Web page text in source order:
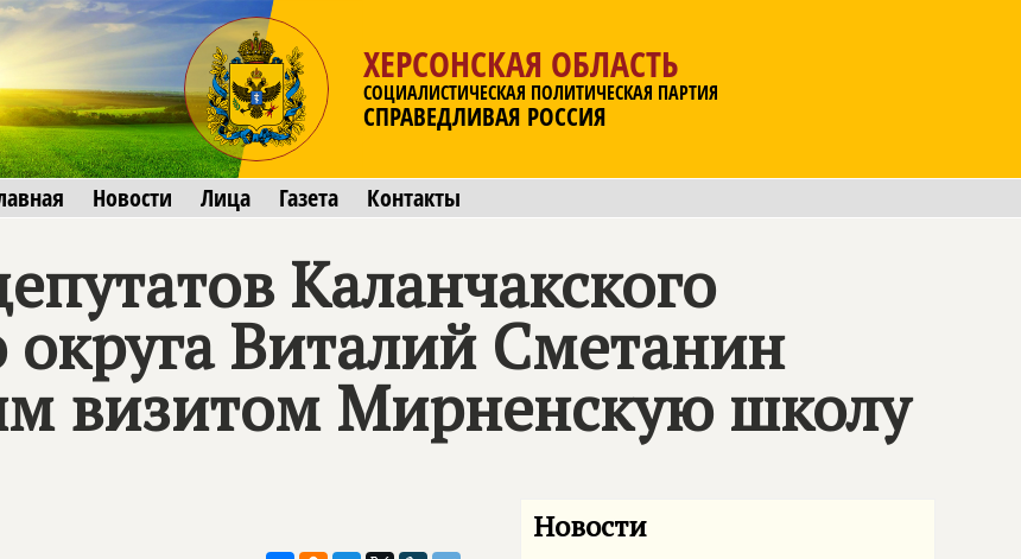
ХЕРСОНСКАЯ ОБЛАСТЬ
СОЦИАЛИСТИЧЕСКАЯ ПОЛИТИЧЕСКАЯ ПАРТИЯ
СПРАВЕДЛИВАЯ РОССИЯ
Новости Лица Газета Контакты
Каланчакского
Виталий Сметанин
визитом Мирненскую школу
Новости